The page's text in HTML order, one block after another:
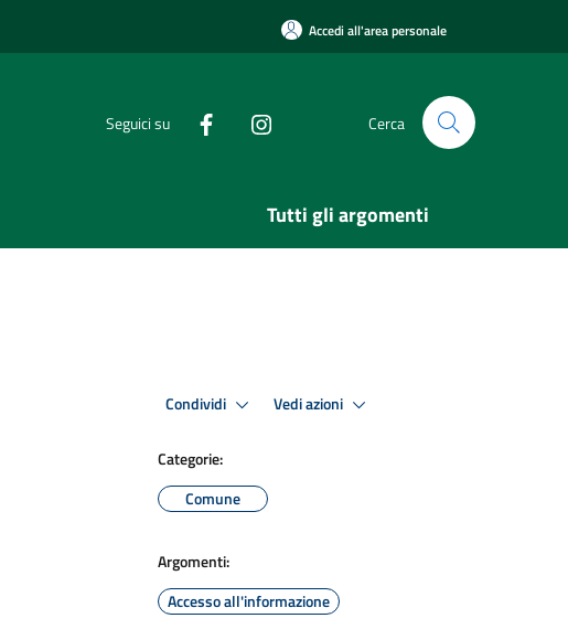
Accedi all'area personale
Seguici su Cerca
Tutti gli argomenti
Condividi Vedi azioni
Categorie:
Comune
Argomenti:
Accesso all'informazione